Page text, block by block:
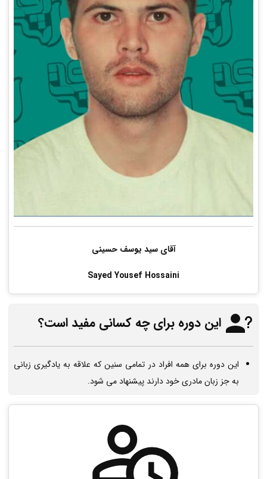
آقای سید یوسف حسینی
Sayed Yousef Hossaini
این دوره برای چه کسانی مفید است؟
این دوره برای همه افراد در تمامی سنین که علاقه به یادگیری زبانی
به جز زبان مادری خود دارند پیشنهاد می شود.